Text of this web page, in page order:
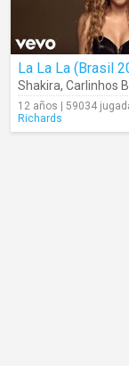
La La La (Brasil
Shakira, Carlinhos
12 años | 59034
Richards